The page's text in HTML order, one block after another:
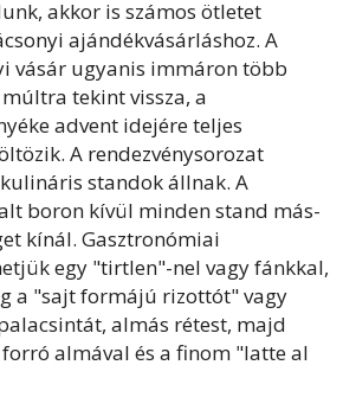
akkor is számos ötletet
ajándékvásárláshoz. A
vásár ugyanis immáron több
tekint vissza, a
advent idejére teljes
A rendezvénysorozat
standok állnak. A
boron kívül minden stand más-
kínál. Gasztronómiai
egy "tirtlen"-nel vagy fánkkal,
a "sajt formájú rizottót" vagy
almás rétest, majd
almával és a finom "latte al